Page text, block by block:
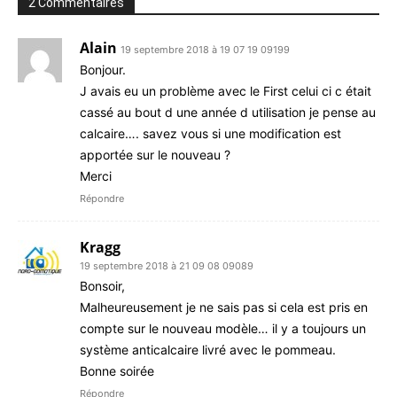
2 Commentaires
Alain 19 septembre 2018 à 19 07 19 09199
Bonjour.
J avais eu un problème avec le First celui ci c était
cassé au bout d une année d utilisation je pense au
calcaire…. savez vous si une modification est
apportée sur le nouveau ?
Merci
Répondre
Kragg
19 septembre 2018 à 21 09 08 09089
Bonsoir,
Malheureusement je ne sais pas si cela est pris en
compte sur le nouveau modèle… il y a toujours un
système anticalcaire livré avec le pommeau.
Bonne soirée
Répondre